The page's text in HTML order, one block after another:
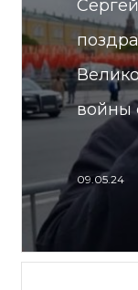
войны
09.05.24